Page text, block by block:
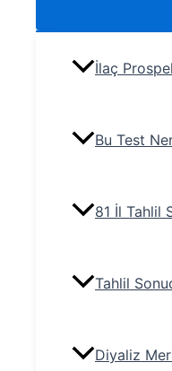
İlaç
Bu Test
81 İl Tahlil
Tahlil
Diyaliz